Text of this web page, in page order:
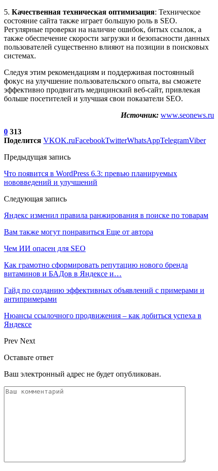
5. Качественная техническая оптимизация: Техническое
состояние сайта также играет большую роль в SEO.
Регулярные проверки на наличие ошибок, битых ссылок, а
также обеспечение скорости загрузки и безопасности данных
пользователей существенно влияют на позиции в поисковых
системах.
Следуя этим рекомендациям и поддерживая постоянный
фокус на улучшение пользовательского опыта, вы сможете
эффективно продвигать медицинский веб-сайт, привлекая
больше посетителей и улучшая свои показатели SEO.
Источник: www.seonews.ru
0 313
Поделится VKOK.ruFacebookTwitterWhatsAppTelegramViber
Предыдущая запись
Что появится в WordPress 6.3: превью планируемых
нововведений и улучшений
Следующая запись
Яндекс изменил правила ранжирования в поиске по товарам
Вам также могут понравиться Еще от автора
Чем ИИ опасен для SEO
Как грамотно сформировать репутацию нового бренда
витаминов и БАДов в Яндексе и…
Гайд по созданию эффективных объявлений с примерами и
антипримерами
Нюансы ссылочного продвижения – как добиться успеха в
Яндексе
Prev Next
Оставьте ответ
Ваш электронный адрес не будет опубликован.